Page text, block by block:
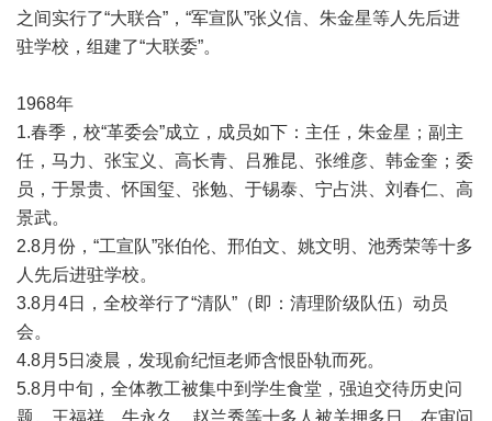
之间实行了“大联合”，“军宣队”张义信、朱金星等人先后进
驻学校，组建了“大联委”。
1968年
1.春季，校“革委会”成立，成员如下：主任，朱金星；副主
任，马力、张宝义、高长青、吕雅昆、张维彦、韩金奎；委
员，于景贵、怀国玺、张勉、于锡泰、宁占洪、刘春仁、高
景武。
2.8月份，“工宣队”张伯伦、邢伯文、姚文明、池秀荣等十多
人先后进驻学校。
3.8月4日，全校举行了“清队”（即：清理阶级队伍）动员
会。
4.8月5日凌晨，发现俞纪恒老师含恨卧轨而死。
5.8月中旬，全体教工被集中到学生食堂，强迫交待历史问
题。王福祥、牛永久、赵兰秀等十多人被关押多日，在审问